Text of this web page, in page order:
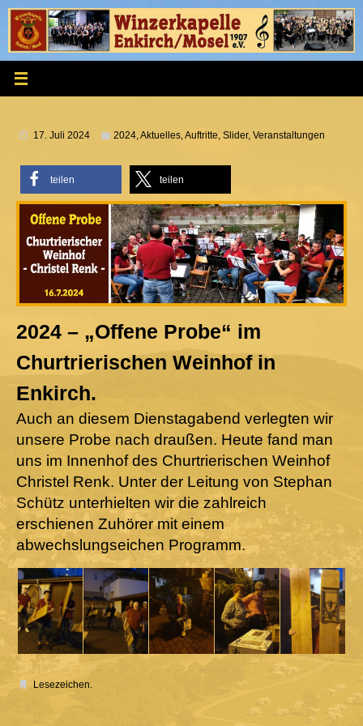
Zum
Inhalt
springen
17. Juli 2024 2024,Aktuelles,Auftritte,Slider,Veranstaltungen
teilen teilen
2024 – „Offene Probe“ im
Churtrierischen Weinhof in
Enkirch.
Auch an diesem Dienstagabend verlegten wir
unsere Probe nach draußen. Heute fand man
uns im Innenhof des Churtrierischen Weinhof
Christel Renk. Unter der Leitung von Stephan
Schütz unterhielten wir die zahlreich
erschienen Zuhörer mit einem
abwechslungseichen Programm.
Lesezeichen